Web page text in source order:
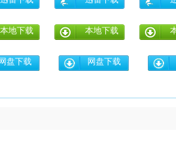
本地下载 本地下载
盘下载 网盘下载